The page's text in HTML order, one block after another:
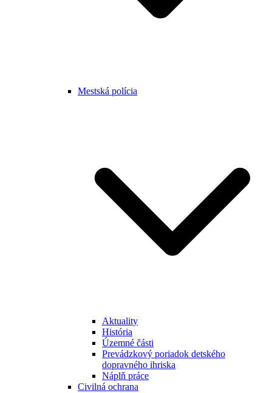
Mestská polícia
Aktuality
História
Územné části
Prevádzkový poriadok detského
dopravného ihriska
Náplň práce
Civilná ochrana